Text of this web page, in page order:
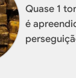
Quase 1
é